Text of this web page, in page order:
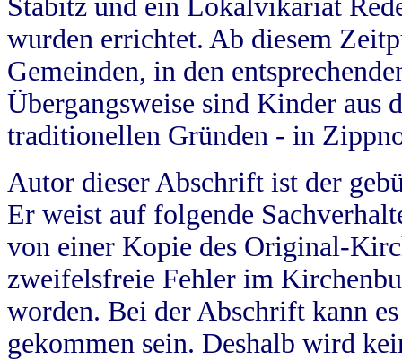
Stabitz und ein Lokalvikariat
wurden errichtet. Ab diesem
Gemeinden, in den
Übergangsweise sind Kinder aus
traditionellen Gründen - in
Autor dieser Abschrift ist der
Er weist auf folgende
von einer Kopie des Original-
zweifelsfreie Fehler im
worden. Bei der Abschrift kann
gekommen sein. Deshalb wird